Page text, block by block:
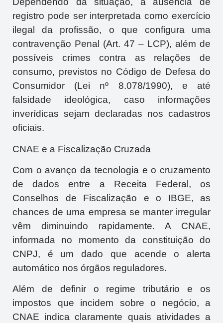
registro pode ser interpretada como exercício
ilegal da profissão, o que configura uma
contravenção Penal (Art. 47 – LCP), além de
possíveis crimes contra as relações de
consumo, previstos no Código de Defesa do
Consumidor (Lei nº 8.078/1990), e até
falsidade ideológica, caso informações
inverídicas sejam declaradas nos cadastros
oficiais.
CNAE e a Fiscalização Cruzada
Com o avanço da tecnologia e o cruzamento
de dados entre a Receita Federal, os
Conselhos de Fiscalização e o IBGE, as
chances de uma empresa se manter irregular
vêm diminuindo rapidamente. A CNAE,
informada no momento da constituição do
CNPJ, é um dado que acende o alerta
automático nos órgãos reguladores.
Além de definir o regime tributário e os
impostos que incidem sobre o negócio, a
CNAE indica claramente quais atividades a